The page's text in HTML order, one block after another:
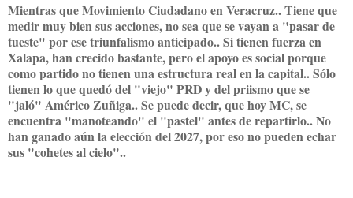
Mientras que Movimiento Ciudadano en Veracruz.. Tiene que
medir muy bien sus acciones, no sea que se vayan a "pasar de
tueste" por ese triunfalismo anticipado.. Si tienen fuerza en
Xalapa, han crecido bastante, pero el apoyo es social porque
como partido no tienen una estructura real en la capital.. Sólo
tienen lo que quedó del "viejo" PRD y del priismo que se
"jaló" Américo Zuñiga.. Se puede decir, que hoy MC, se
encuentra "manoteando" el "pastel" antes de repartirlo.. No
han ganado aún la elección del 2027, por eso no pueden echar
sus "cohetes al cielo"..